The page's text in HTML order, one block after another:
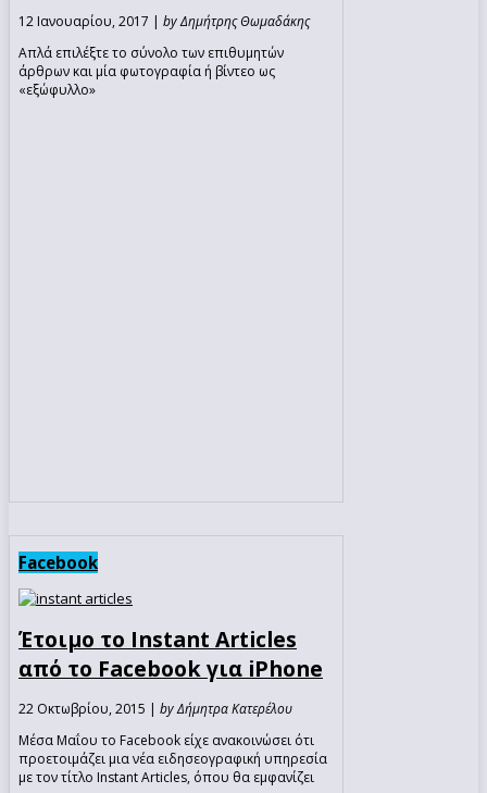
12 Ιανουαρίου, 2017 | by Δημήτρης Θωμαδάκης
Απλά επιλέξτε το σύνολο των επιθυμητών
άρθρων και μία φωτογραφία ή βίντεο ως
«εξώφυλλο»
Facebook
Έτοιμο το Instant Articles
από το Facebook για iPhone
22 Οκτωβρίου, 2015 | by Δήμητρα Κατερέλου
Μέσα Μαΐου το Facebook είχε ανακοινώσει ότι
προετοιμάζει μια νέα ειδησεογραφική υπηρεσία
με τον τίτλο Instant Articles, όπου θα εμφανίζει